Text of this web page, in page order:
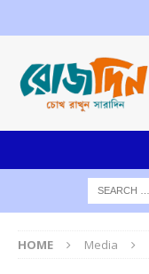
HOME Media